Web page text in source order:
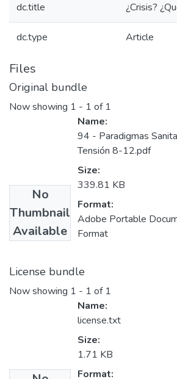
dc.title ¿Crisis?
dc.type Article
Files
Original bundle
Now showing 1 - 1 of 1
No
Thumbnail
Available
Name:
94 - Paradigmas
Tensión 8-12.pdf
Size:
339.81 KB
Format:
Adobe Portable
Format
License bundle
Now showing 1 - 1 of 1
Name:
license.txt
Size:
1.71 KB
Format: